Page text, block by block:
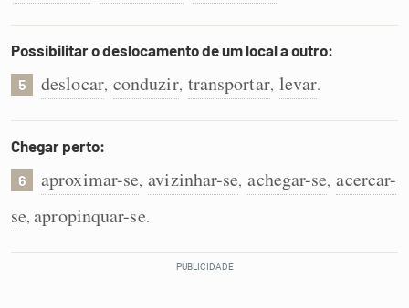
Possibilitar o deslocamento de um local a outro:
5 deslocar, conduzir, transportar, levar.
Chegar perto:
6 aproximar-se, avizinhar-se, achegar-se, acercar-
se,apropinquar-se.